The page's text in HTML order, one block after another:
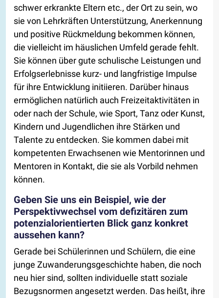
schwer erkrankte Eltern etc., der Ort zu sein, wo
sie von Lehrkräften Unterstützung, Anerkennung
und positive Rückmeldung bekommen können,
die vielleicht im häuslichen Umfeld gerade fehlt.
Sie können über gute schulische Leistungen und
Erfolgserlebnisse kurz- und langfristige Impulse
für ihre Entwicklung initiieren. Darüber hinaus
ermöglichen natürlich auch Freizeitaktivitäten in
oder nach der Schule, wie Sport, Tanz oder Kunst,
Kindern und Jugendlichen ihre Stärken und
Talente zu entdecken. Sie kommen dabei mit
kompetenten Erwachsenen wie Mentorinnen und
Mentoren in Kontakt, die sie als Vorbild nehmen
können.
Geben Sie uns ein Beispiel, wie der
Perspektivwechsel vom defizitären zum
potenzialorientierten Blick ganz konkret
aussehen kann?
Gerade bei Schülerinnen und Schülern, die eine
junge Zuwanderungsgeschichte haben, die noch
neu hier sind, sollten individuelle statt soziale
Bezugsnormen angesetzt werden. Das heißt, ihre